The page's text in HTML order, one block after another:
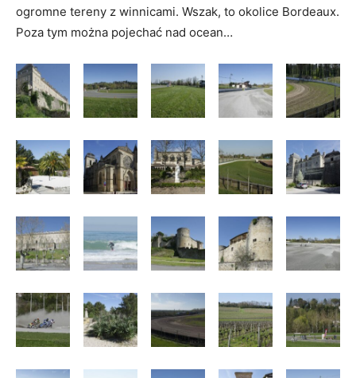
ogromne tereny z winnicami. Wszak, to okolice Bordeaux.
Poza tym można pojechać nad ocean…